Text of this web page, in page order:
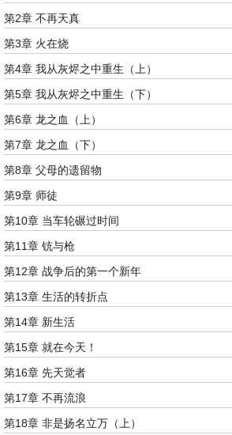
第2章 不再天真
第3章 火在烧
第4章 我从灰烬之中重生（上）
第5章 我从灰烬之中重生（下）
第6章 龙之血（上）
第7章 龙之血（下）
第8章 父母的遗留物
第9章 师徒
第10章 当车轮碾过时间
第11章 铳与枪
第12章 战争后的第一个新年
第13章 生活的转折点
第14章 新生活
第15章 就在今天！
第16章 先天觉者
第17章 不再流浪
第18章 非是扬名立万（上）